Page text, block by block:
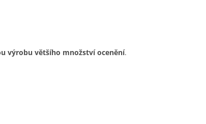
výrobu většího množství ocenění.